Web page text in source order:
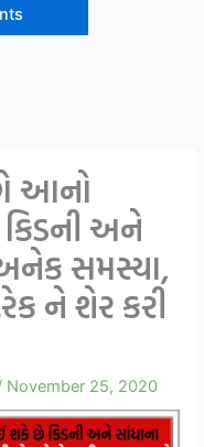
આનો
અને
સમસ્યા,
ને શેર કરી
November 25, 2020